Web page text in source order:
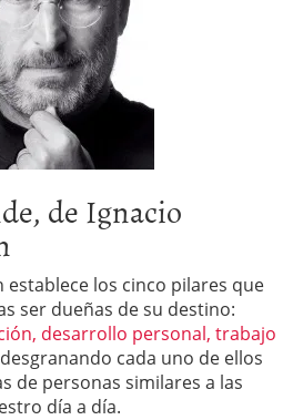
de Ignacio
establece los cinco pilares que
ser dueñas de su destino:
desarrollo personal, trabajo
cada uno de ellos
de personas similares a las
día a día.